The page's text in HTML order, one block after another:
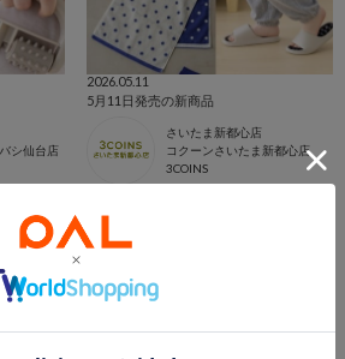
シ仙台店
2026.05.11
5月11日発売の新商品
さいたま新都心店
コクーンさいたま新都心店
3COINS